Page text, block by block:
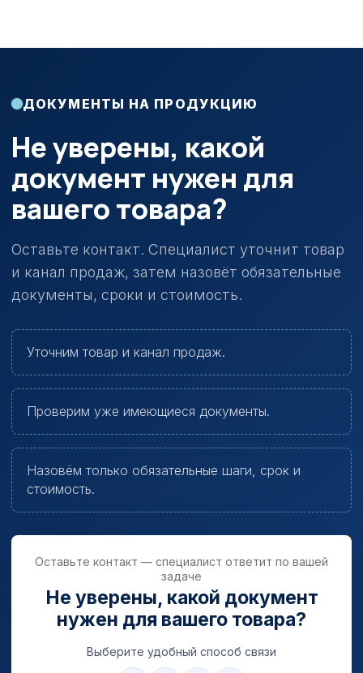
ДОКУМЕНТЫ НА ПРОДУКЦИЮ
Не уверены, какой
документ нужен для
вашего товара?
Оставьте контакт. Специалист уточнит товар
и канал продаж, затем назовёт обязательные
документы, сроки и стоимость.
Уточним товар и канал продаж.
Проверим уже имеющиеся документы.
Назовём только обязательные шаги, срок и
стоимость.
Оставьте контакт — специалист ответит по вашей
задаче
Не уверены, какой документ
нужен для вашего товара?
Выберите удобный способ связи